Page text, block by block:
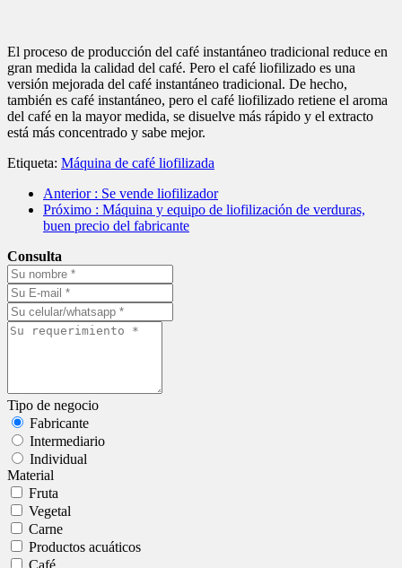
El proceso de producción del café instantáneo tradicional reduce en
gran medida la calidad del café. Pero el café liofilizado es una
versión mejorada del café instantáneo tradicional. De hecho,
también es café instantáneo, pero el café liofilizado retiene el aroma
del café en la mayor medida, se disuelve más rápido y el extracto
está más concentrado y sabe mejor.
Etiqueta: Máquina de café liofilizada
Anterior : Se vende liofilizador
Próximo : Máquina y equipo de liofilización de verduras,
buen precio del fabricante
Consulta
Tipo de negocio
Fabricante
Intermediario
Individual
Material
Fruta
Vegetal
Carne
Productos acuáticos
Café